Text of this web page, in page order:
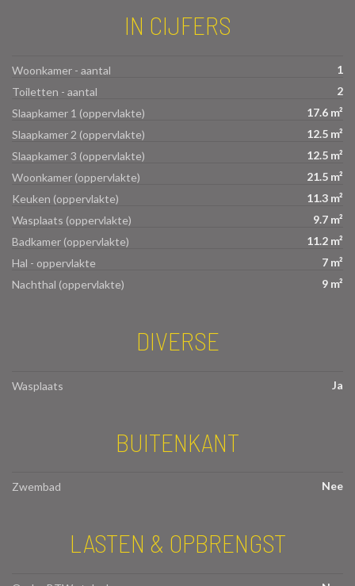
IN CIJFERS
Woonkamer - aantal
1
Toiletten - aantal
2
Slaapkamer 1 (oppervlakte)
17.6 m²
Slaapkamer 2 (oppervlakte)
12.5 m²
Slaapkamer 3 (oppervlakte)
12.5 m²
Woonkamer (oppervlakte)
21.5 m²
Keuken (oppervlakte)
11.3 m²
Wasplaats (oppervlakte)
9.7 m²
Badkamer (oppervlakte)
11.2 m²
Hal - oppervlakte
7 m²
Nachthal (oppervlakte)
9 m²
DIVERSE
Wasplaats Ja
BUITENKANT
Zwembad Nee
LASTEN & OPBRENGST